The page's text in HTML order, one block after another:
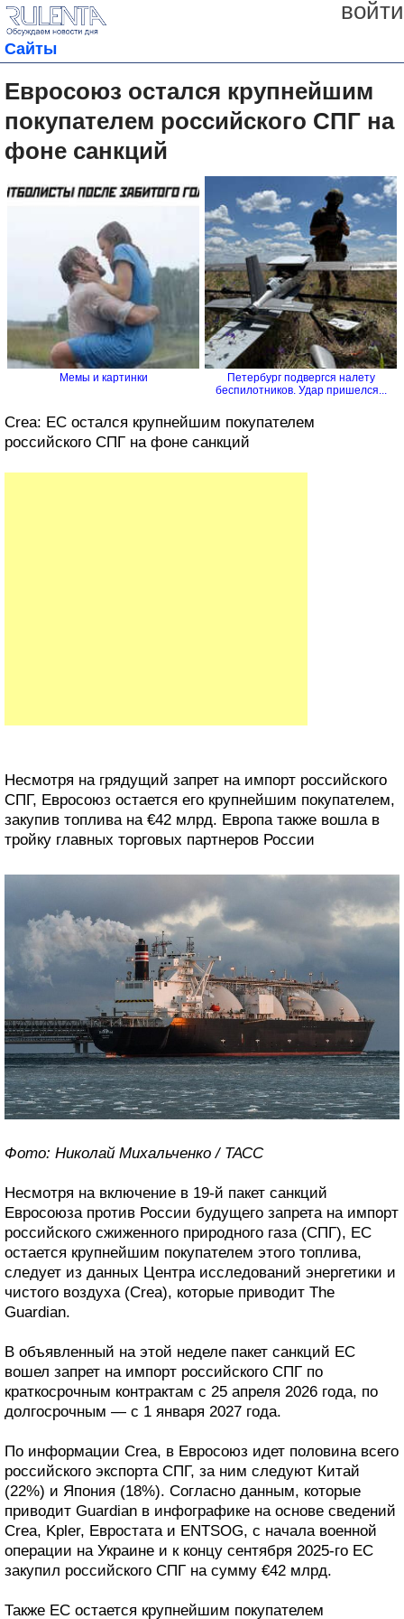
войти
Сайты
Евросоюз остался крупнейшим
покупателем российского СПГ на
фоне санкций
Мемы и картинки
Петербург подвергся налету
беспилотников. Удар пришелся...
Crea: ЕС остался крупнейшим покупателем
российского СПГ на фоне санкций
Несмотря на грядущий запрет на импорт российского
СПГ, Евросоюз остается его крупнейшим покупателем,
закупив топлива на €42 млрд. Европа также вошла в
тройку главных торговых партнеров России
Фото: Николай Михальченко / ТАСС
Несмотря на включение в 19-й пакет санкций
Евросоюза против России будущего запрета на импорт
российского сжиженного природного газа (СПГ), ЕС
остается крупнейшим покупателем этого топлива,
следует из данных Центра исследований энергетики и
чистого воздуха (Crea), которые приводит The
Guardian.
В объявленный на этой неделе пакет санкций ЕС
вошел запрет на импорт российского СПГ по
краткосрочным контрактам с 25 апреля 2026 года, по
долгосрочным — с 1 января 2027 года.
По информации Crea, в Евросоюз идет половина всего
российского экспорта СПГ, за ним следуют Китай
(22%) и Япония (18%). Согласно данным, которые
приводит Guardian в инфографике на основе сведений
Crea, Kpler, Евростата и ENTSOG, с начала военной
операции на Украине и к концу сентября 2025-го ЕС
закупил российского СПГ на сумму €42 млрд.
Также ЕС остается крупнейшим покупателем